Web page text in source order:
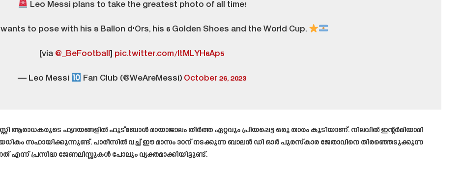
Leo Messi plans to take the greatest photo of all time!
to pose with his 8 Ballon d'Ors, his 6 Golden Shoes and the World Cup.
[via @_BeFootball] pic.twitter.com/ItMLYH6Ap5
— Leo Messi Fan Club (@WeAreMessi) October 26, 2023
ആരാധകരുടെ ഹൃദയങ്ങളിൽ ഫുട്ബോൾ മായാജാലം തീർത്ത ഏറ്റവും പ്രിയപ്പെട്ട ഒരു താരം കൂടിയാണ്. നിലവിൽ ഇന്റർമിയാമി
സഹായിക്കുന്നുണ്ട്. പാരീസിൽ വച്ച് ഈ മാസം 30ന് നടക്കുന്ന ബാലൻ ഡി ഓർ പുരസ്കാര ജേതാവിനെ തിരഞ്ഞെടുക്കുന്ന
പ്രസിദ്ധ ജേണലിസ്റ്റുകൾ പോലും വ്യക്തമാക്കിയിട്ടുണ്ട്.